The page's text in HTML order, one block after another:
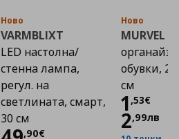
Ново
VARMBLIXT
LED настолна/
стенна лампа,
регул. на
светлината, смарт,
30 см
,90€
Ново
MURVEL
обувки,
см
1 ,53€
Цена
2,99лв